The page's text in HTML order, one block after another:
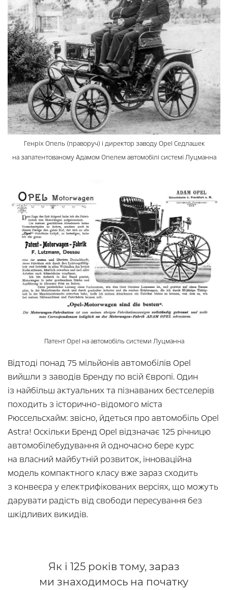
Генріх Опель (праворуч) і директор заводу Opel Седлашек
на запатентованому Адамом Опелем автомобілі системі Луцманна
Патент Opel на автомобіль системи Луцманна
Відтоді понад 75 мільйонів автомобілів Opel
вийшли з заводів Бренду по всій Європі. Один
із найбільш актуальних та пізнаваних бестселерів
походить з історично-відомого міста
Рюссельсхайм: звісно, йдеться про автомобіль Opel
Astra! Оскільки Бренд Opel відзначає 125 річницю
автомобілебудування й одночасно бере курс
на власний майбутній розвиток, інноваційна
модель компактного класу вже зараз сходить
з конвеєра у електрифікованих версіях, що можуть
дарувати радість від свободи пересування без
шкідливих викидів.
Як і 125 років тому, зараз
ми знаходимось на початку